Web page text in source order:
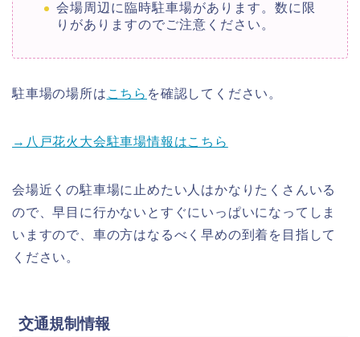
会場周辺に臨時駐車場があります。数に限
りがありますのでご注意ください。
駐車場の場所は こちら を確認してください。
→八戸花火大会駐車場情報はこちら
会場近くの駐車場に止めたい人はかなりたくさんいる
ので、早目に行かないとすぐにいっぱいになってしま
いますので、車の方はなるべく早めの到着を目指して
ください。
交通規制情報